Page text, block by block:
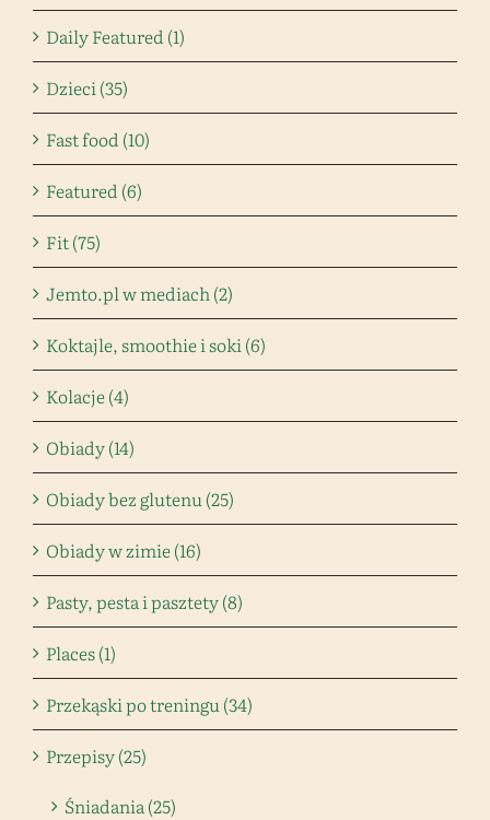
Daily Featured (1)
Dzieci (35)
Fast food (10)
Featured (6)
Fit (75)
Jemto.pl w mediach (2)
Koktajle, smoothie i soki (6)
Kolacje (4)
Obiady (14)
Obiady bez glutenu (25)
Obiady w zimie (16)
Pasty, pesta i pasztety (8)
Places (1)
Przekąski po treningu (34)
Przepisy (25)
Śniadania (25)